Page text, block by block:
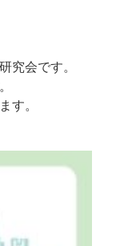
究会です。
す。